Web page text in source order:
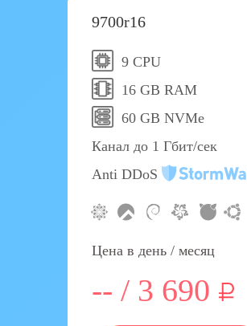
9700r16
9 CPU
16 GB RAM
60 GB NVMe
Канал до 1 Гбит/сек
Anti DDoS
Цена в день / месяц
-- / 3 690